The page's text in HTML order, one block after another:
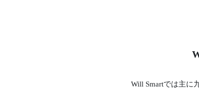
Will Smartでは主に